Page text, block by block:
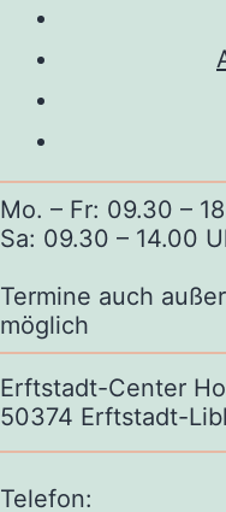
Mo. – Fr: 09.30 –
Sa: 09.30 – 14.00
Termine auch
möglich
Erftstadt-Center
50374 Erftstadt-
Telefon: